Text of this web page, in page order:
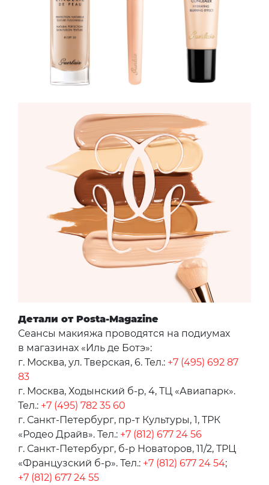
Детали от Posta-Magazine
Сеансы макияжа проводятся на подиумах
в магазинах «Иль де Ботэ»:
г. Москва, ул. Тверская, 6. Тел.: +7 (495) 692 87
83
г. Москва, Ходынский б-р, 4, ТЦ «Авиапарк».
Тел.: +7 (495) 782 35 60
г. Санкт-Петербург, пр-т Культуры, 1, ТРК
«Родео Драйв». Тел.: +7 (812) 677 24 56
г. Санкт-Петербург, б-р Новаторов, 11/2, ТРЦ
«Французский б-р». Тел.: +7 (812) 677 24 54;
+7 (812) 677 24 55